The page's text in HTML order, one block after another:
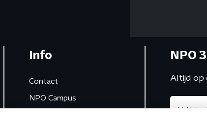
Info
Contact
NPO Campus
NPO
Altijd op